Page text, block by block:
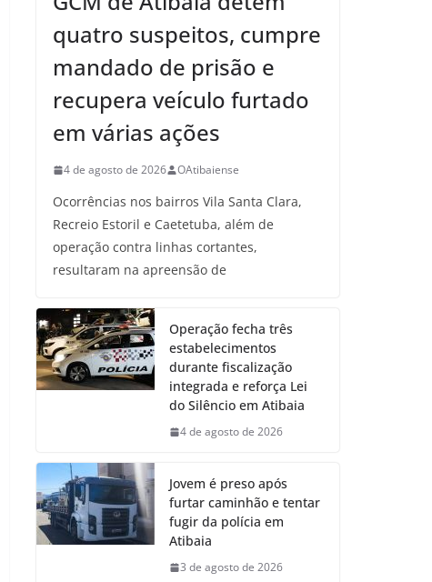
quatro suspeitos, cumpre
mandado de prisão e
recupera veículo furtado
em várias ações
4 de agosto de 2026 OAtibaiense
Ocorrências nos bairros Vila Santa Clara,
Recreio Estoril e Caetetuba, além de
operação contra linhas cortantes,
resultaram na apreensão de
Operação fecha três
estabelecimentos
durante fiscalização
integrada e reforça Lei
do Silêncio em Atibaia
4 de agosto de 2026
Jovem é preso após
furtar caminhão e tentar
fugir da polícia em
Atibaia
3 de agosto de 2026